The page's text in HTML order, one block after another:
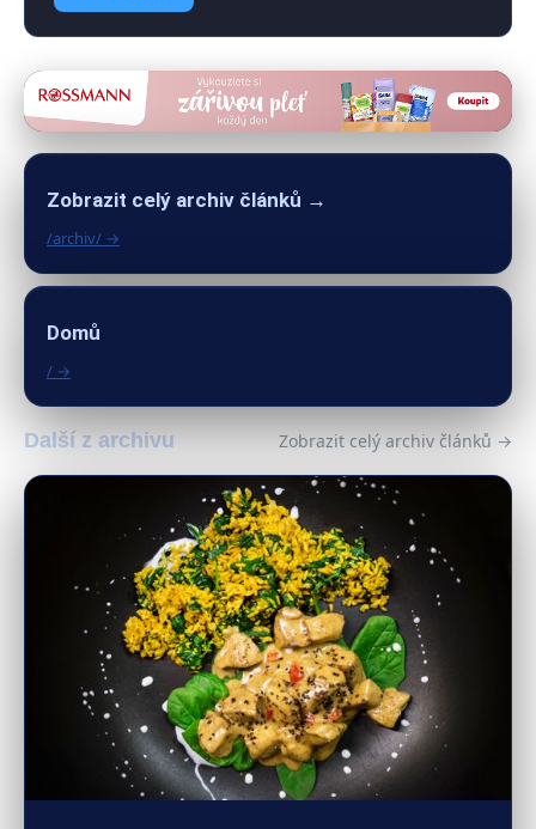
Zobrazit celý archiv článků →
/archiv/ →
Domů
/ →
Další z archivu Zobrazit celý archiv článků →